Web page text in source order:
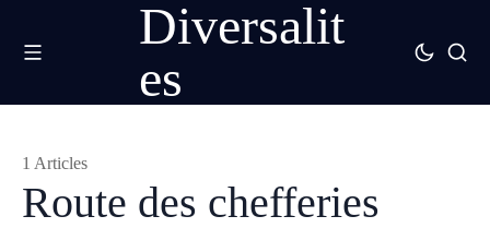
Diversalit
es
Route des chefferies
1 Articles